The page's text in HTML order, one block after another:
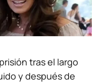
tras el largo
y después de